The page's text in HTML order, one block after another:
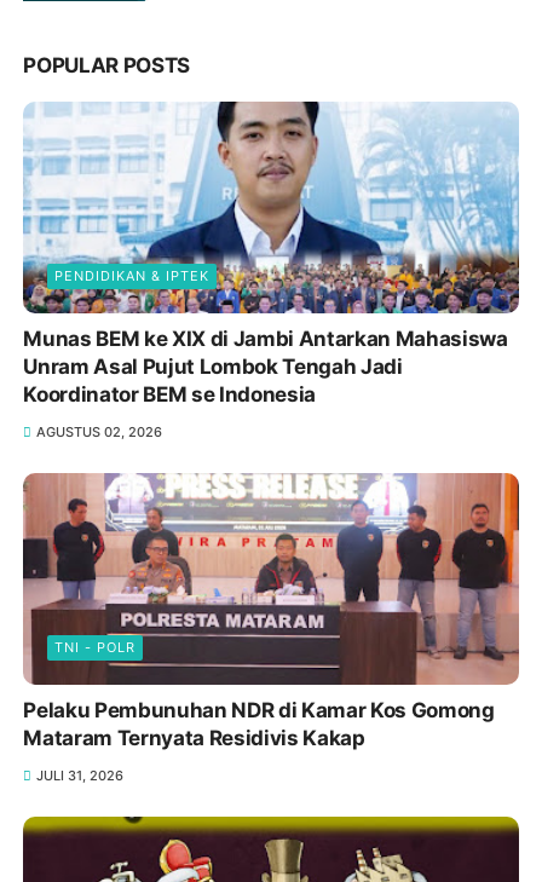
POPULAR POSTS
PENDIDIKAN & IPTEK
Munas BEM ke XIX di Jambi Antarkan Mahasiswa
Unram Asal Pujut Lombok Tengah Jadi
Koordinator BEM se Indonesia
AGUSTUS 02, 2026
TNI - POLR
Pelaku Pembunuhan NDR di Kamar Kos Gomong
Mataram Ternyata Residivis Kakap
JULI 31, 2026